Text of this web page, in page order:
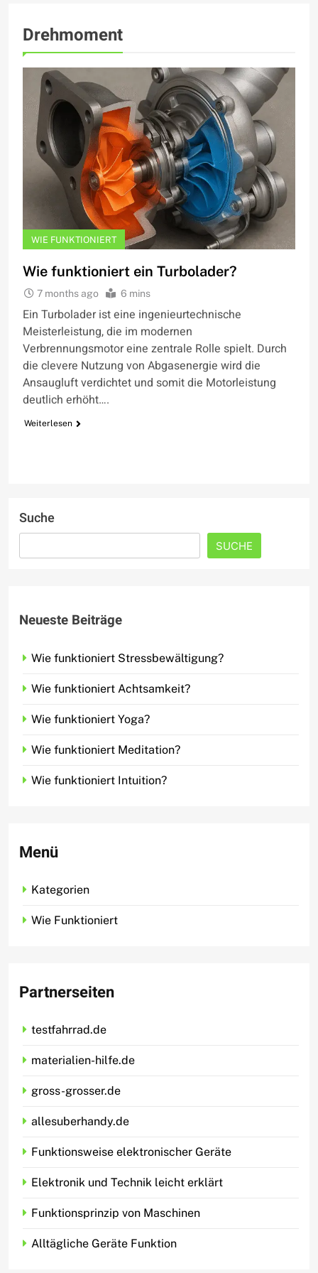
Drehmoment
WIE FUNKTIONIERT
Wie funktioniert ein Turbolader?
7 months ago 6 mins
Ein Turbolader ist eine ingenieurtechnische
Meisterleistung, die im modernen
Verbrennungsmotor eine zentrale Rolle spielt. Durch
die clevere Nutzung von Abgasenergie wird die
Ansaugluft verdichtet und somit die Motorleistung
deutlich erhöht….
Weiterlesen
Suche
SUCHE
Neueste Beiträge
Wie funktioniert Stressbewältigung?
Wie funktioniert Achtsamkeit?
Wie funktioniert Yoga?
Wie funktioniert Meditation?
Wie funktioniert Intuition?
Menü
Kategorien
Wie Funktioniert
Partnerseiten
testfahrrad.de
materialien-hilfe.de
gross-grosser.de
allesuberhandy.de
Funktionsweise elektronischer Geräte
Elektronik und Technik leicht erklärt
Funktionsprinzip von Maschinen
Alltägliche Geräte Funktion